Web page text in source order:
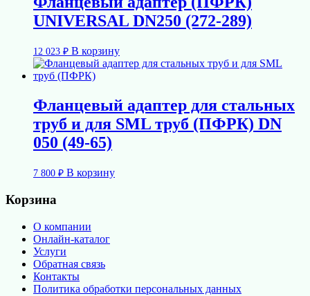
UNIVERSAL DN250 (272-289)
12 023 ₽ В корзину
Фланцевый адаптер для стальных
труб и для SML труб (ПФРК) DN
050 (49-65)
7 800 ₽ В корзину
Корзина
О компании
Онлайн-каталог
Услуги
Обратная связь
Контакты
Политика обработки персональных данных